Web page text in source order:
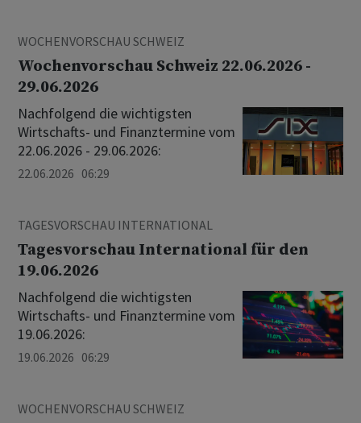
WOCHENVORSCHAU SCHWEIZ
Wochenvorschau Schweiz 22.06.2026 -
29.06.2026
Nachfolgend die wichtigsten
Wirtschafts- und Finanztermine vom
22.06.2026 - 29.06.2026:
22.06.2026 06:29
TAGESVORSCHAU INTERNATIONAL
Tagesvorschau International für den
19.06.2026
Nachfolgend die wichtigsten
Wirtschafts- und Finanztermine vom
19.06.2026:
19.06.2026 06:29
WOCHENVORSCHAU SCHWEIZ